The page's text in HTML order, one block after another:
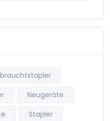
Neugeräte
Stapler